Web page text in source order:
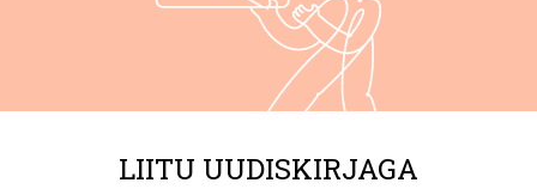
LIITU UUDISKIRJAGA